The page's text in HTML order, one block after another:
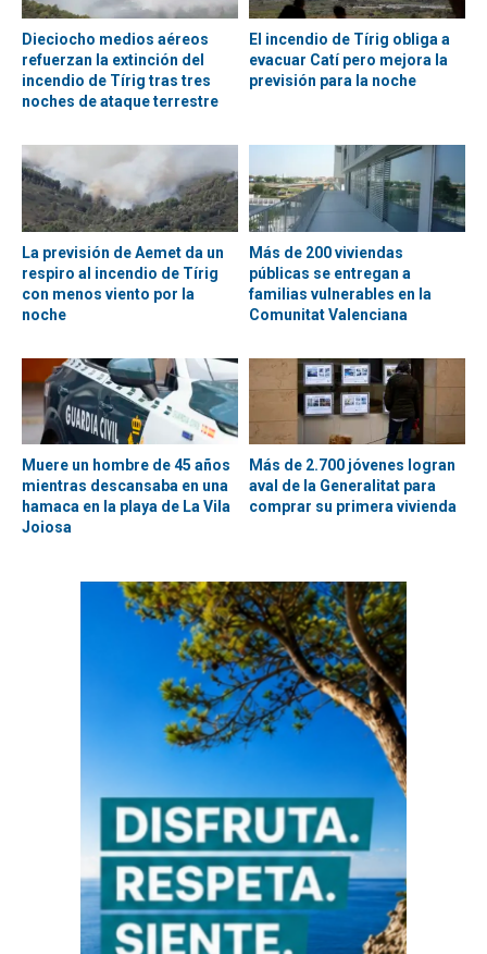
Dieciocho medios aéreos
refuerzan la extinción del
incendio de Tírig tras tres
noches de ataque terrestre
El incendio de Tírig obliga a
evacuar Catí pero mejora la
previsión para la noche
La previsión de Aemet da un
respiro al incendio de Tírig
con menos viento por la
noche
Más de 200 viviendas
públicas se entregan a
familias vulnerables en la
Comunitat Valenciana
Muere un hombre de 45 años
mientras descansaba en una
hamaca en la playa de La Vila
Joiosa
Más de 2.700 jóvenes logran
aval de la Generalitat para
comprar su primera vivienda